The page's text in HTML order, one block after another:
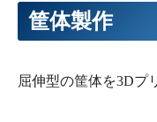
筐体製作
屈伸型の筐体を3Dプ